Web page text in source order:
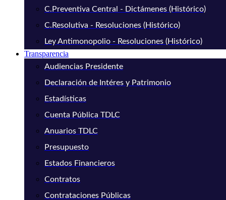
C.Preventiva Central - Dictámenes (Histórico)
C.Resolutiva - Resoluciones (Histórico)
Ley Antimonopolio - Resoluciones (Histórico)
Transparencia
Audiencias Presidente
Declaración de Intéres y Patrimonio
Estadísticas
Cuenta Pública TDLC
Anuarios TDLC
Presupuesto
Estados Financieros
Contratos
Contrataciones Públicas